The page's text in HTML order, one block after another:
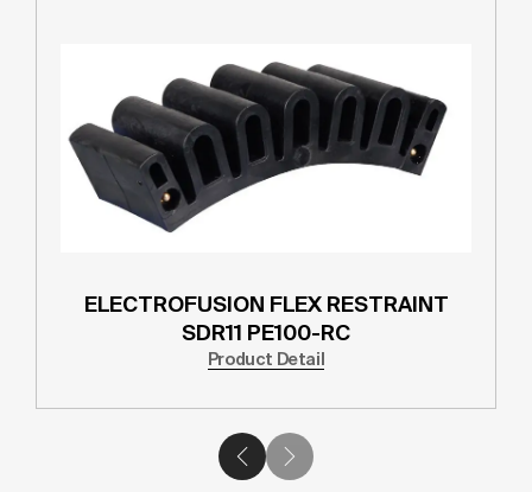
ELECTROFUSION FLEX RESTRAINT
SDR11 PE100-RC
Product Detail